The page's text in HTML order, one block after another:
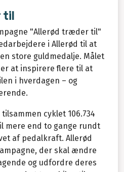
til
"Allerød træder til"
i Allerød til at
store guldmedalje. Målet
at inspirere flere til at
i hverdagen – og
cyklet 106.734
mere end to gange rundt
af pedalkraft. Allerød
der skal ændre
og udfordre deres